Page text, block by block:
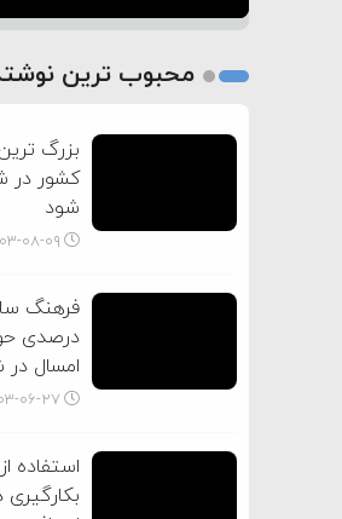
2
محبوب ترین
بزرگ
کشور در
شود
۱۴۰۳-
درصدی
امسال
۱۴۰۳-
بکارگیری